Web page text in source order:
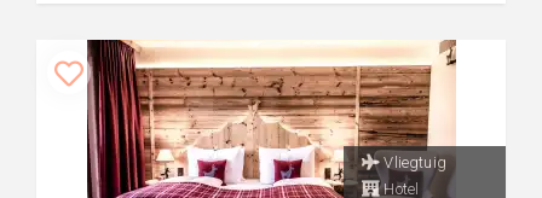
Vliegtuig
Hotel